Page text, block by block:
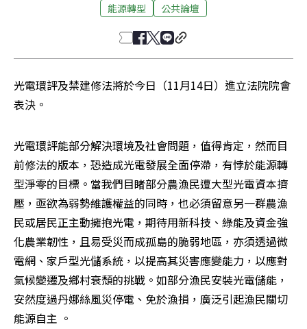
能源轉型 公共論壇
光電環評及禁建修法將於今日（11月14日）進立法院院會
表決。
光電環評能部分解決環境及社會問題，值得肯定，然而目
前修法的版本，恐造成光電發展全面停滯，有悖於能源轉
型淨零的目標。當我們目睹部分農漁民遭大型光電資本擠
壓，亟欲為弱勢維護權益的同時，也必須留意另一群農漁
民或居民正主動擁抱光電，期待用新科技、綠能及資金強
化農業韌性，且易受災而成孤島的脆弱地區，亦須透過微
電網、家戶型光儲系統，以提高其災害應變能力，以應對
氣候變遷及鄉村衰頹的挑戰。如部分漁民安裝光電儲能，
安然度過丹娜絲風災停電、免於漁損，廣泛引起漁民關切
能源自主 。